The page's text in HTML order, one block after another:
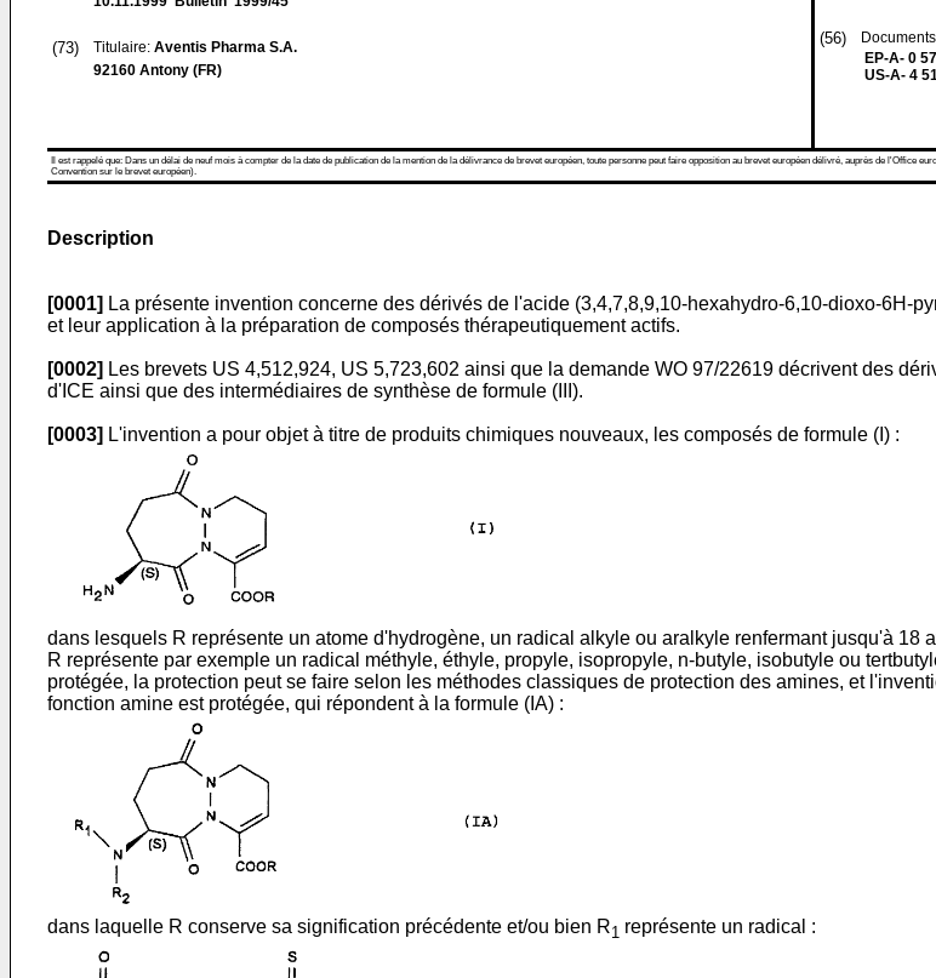
(73) Titulaire: Aventis Pharma S.A.
92160 Antony (FR)
(56)
EP-A- 0
US-A- 4
Il est rappelé que: Dans un délai de neuf mois à compter de la date de publication de la mention de la délivrance de brevet européen, toute personne peut faire opposition au brevet européen délivré, auprès de
Convention sur le brevet européen).
Description
[0001] La présente invention concerne des dérivés de l'acide (3,4,7,8,9,10-hexahydro-6,10-dioxo-6H-
et leur application à la préparation de composés thérapeutiquement actifs.
[0002] Les brevets US 4,512,924, US 5,723,602 ainsi que la demande WO 97/22619 décrivent des
d'ICE ainsi que des intermédiaires de synthèse de formule (III).
[0003] L'invention a pour objet à titre de produits chimiques nouveaux, les composés de formule (I) :
dans lesquels R représente un atome d'hydrogène, un radical alkyle ou aralkyle renfermant jusqu'à 18
R représente par exemple un radical méthyle, éthyle, propyle, isopropyle, n-butyle, isobutyle ou
protégée, la protection peut se faire selon les méthodes classiques de protection des amines, et
fonction amine est protégée, qui répondent à la formule (IA) :
dans laquelle R conserve sa signification précédente et/ou bien R1 représente un radical :